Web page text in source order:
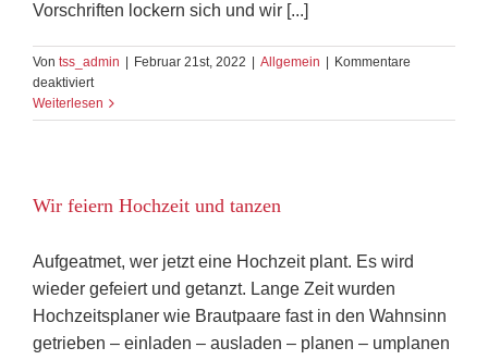
Vorschriften lockern sich und wir [...]
Von tss_admin Februar 21st, 2022 Allgemein
Kommentare
deaktiviertfür
Tanz
in
Weiterlesen
Wir feiern Hochzeit und tanzen
Aufgeatmet, wer jetzt eine Hochzeit plant. Es wird
wieder gefeiert und getanzt. Lange Zeit wurden
Hochzeitsplaner wie Brautpaare fast in den Wahnsinn
getrieben – einladen – ausladen – planen – umplanen